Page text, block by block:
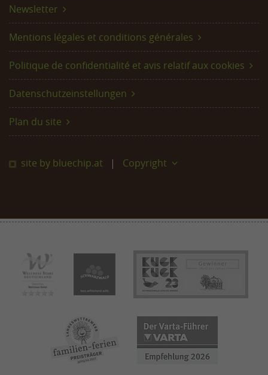
Newsletter
Mentions légales et conditions générales
Politique de confidentialité et avis relatif aux cookies
Datenschutzeinstellungen
Plan du site
site by bluechip.at Copyright